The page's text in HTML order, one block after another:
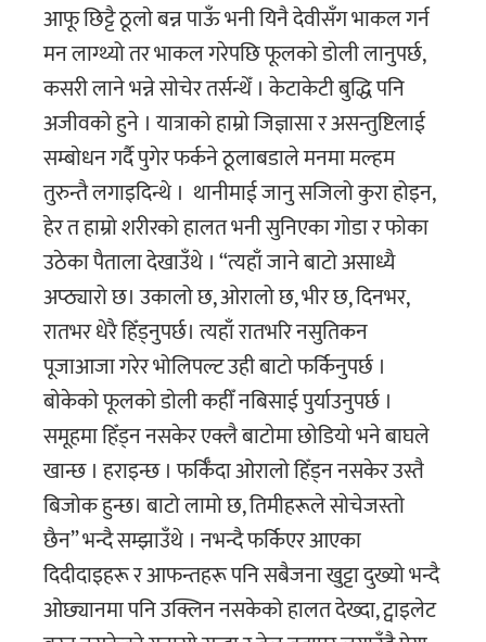
आफू छिट्टै ठूलाे बन्न पाऊँ भनी यिनै देवीसँग भाकल गर्न
मन लाग्थ्यो तर भाकल गरेपछि फूलकाे डाेली लानुपर्छ,
कसरी लाने भन्ने साेचेर तर्सन्थेँ । केटाकेटी बुद्धि पनि
अजीवकाे हुने । यात्राको हाम्राे जिज्ञासा र असन्तुष्टिलाई
सम्बाेधन गर्दै पुगेर फर्कने ठूलाबडाले मनमा मल्हम
तुरुन्तै लगाइदिन्थे । थानीमाई जानु सजिलो कुरा होइन,
हेर त हाम्रो शरीरकाे हालत भनी सुनिएका गाेडा र फाेका
उठेका पैताला देखाउँथे । “त्यहाँ जाने बाटो असाध्यै
अप्ठ्यारो छ। उकालो छ, ओरालो छ, भीर छ, दिनभर,
रातभर धेरै हिँड्नुपर्छ। त्यहाँ रातभरि नसुतिकन
पूजाआजा गरेर भोलिपल्ट उही बाटाे फर्किनुपर्छ ।
बाेकेकाे फूलकाे डाेली कहीँ नबिसाई पुर्याउनुपर्छ ।
समूहमा हिँड्न नसकेर एक्लै बाटाेमा छाेडियाे भने बाघले
खान्छ । हराइन्छ । फर्किँदा ओरालो हिँड्न नसकेर उस्तै
बिजोक हुन्छ। बाटो लामो छ, तिमीहरूले साेचेजस्ताे
छैन” भन्दै सम्झाउँथे । नभन्दै फर्किएर आएका
दिदीदाइहरू र आफन्तहरू पनि सबैजना खुट्टा दुख्यो भन्दै
ओछ्यानमा पनि उक्लिन नसकेको हालत देख्दा, ट्वाइलेट